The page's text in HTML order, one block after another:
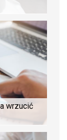
wrzucić